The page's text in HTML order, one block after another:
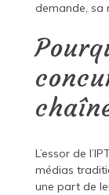
demande, sa
L’essor de
médias
une part de